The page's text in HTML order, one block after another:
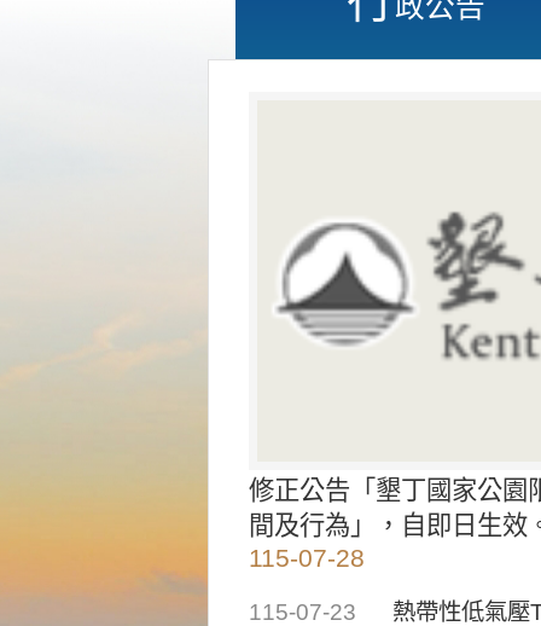
修正公告「墾丁國家公園
間及行為」，自即日生效
115-07-28
115-07-23
熱帶性低氣壓